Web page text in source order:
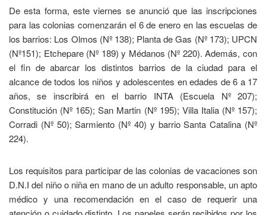
De esta forma, este viernes se anunció que las inscripciones
para las colonias comenzarán el 6 de enero en las escuelas de
los barrios: Los Olmos (Nº 138); Planta de Gas (Nº 173); UPCN
(Nº151); Etchepare (Nº 189) y Médanos (Nº 220). Además, con
el fin de abarcar los distintos barrios de la ciudad para el
alcance de todos los niños y adolescentes en edades de 6 a 17
años, se inscribirá en el barrio INTA (Escuela Nº 207);
Constitución (Nº 165); San Martin (Nº 195); Villa Italia (Nº 157);
Corradi (Nº 50); Sarmiento (Nº 40) y barrio Santa Catalina (Nº
224).
Los requisitos para participar de las colonias de vacaciones son
D.N.I del niño o niña en mano de un adulto responsable, un apto
médico y una recomendación en el caso de requerir una